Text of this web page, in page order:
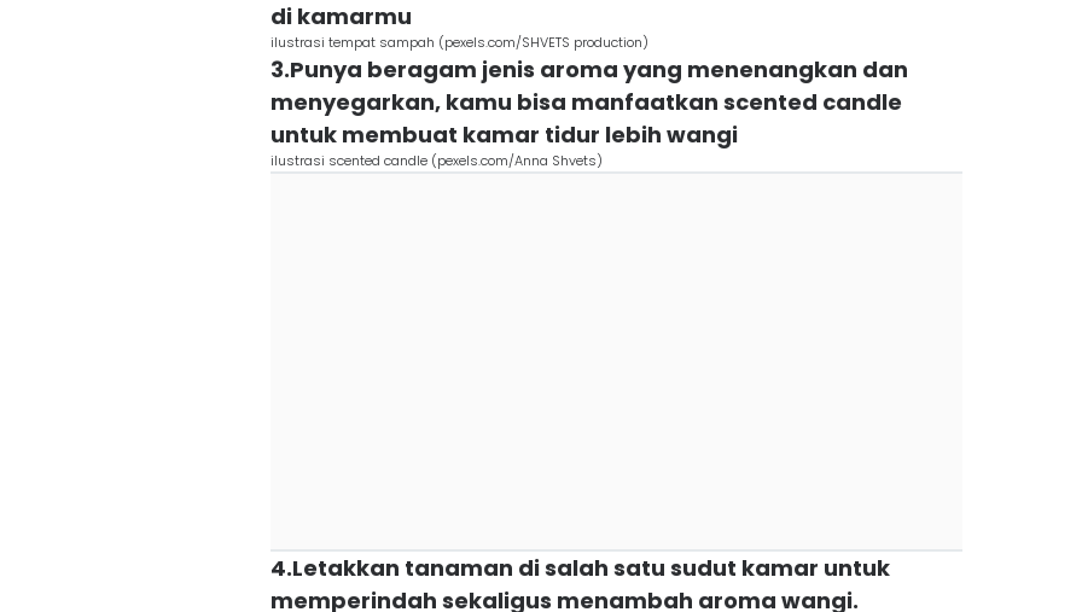
di kamarmu
ilustrasi tempat sampah (pexels.com/SHVETS production)
3.Punya beragam jenis aroma yang menenangkan dan
menyegarkan, kamu bisa manfaatkan scented candle
untuk membuat kamar tidur lebih wangi
ilustrasi scented candle (pexels.com/Anna Shvets)
4.Letakkan tanaman di salah satu sudut kamar untuk
memperindah sekaligus menambah aroma wangi.